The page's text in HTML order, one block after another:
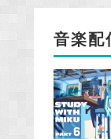
音楽配